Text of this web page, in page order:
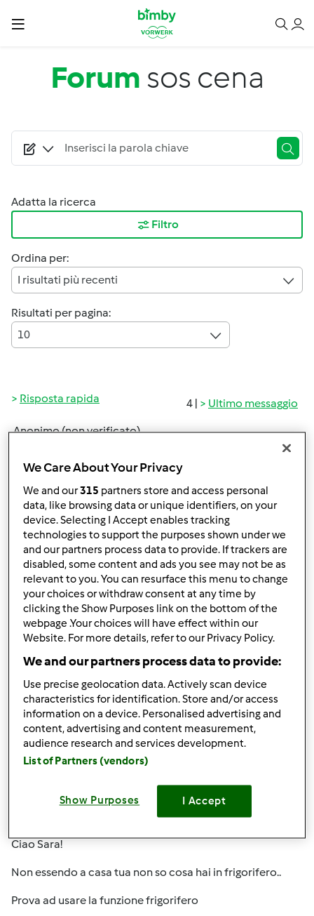
Salta al contenuto principale
Forum sos cena
Adatta la ricerca
Filtro
Ordina per:
I risultati più recenti
Risultati per pagina:
10
4 | Ultimo messaggio
Risposta rapida
Anonimo (non verificato)
Mer, 01/12/2011 - 17:46
#1
Qualcuno in chat mi potrebbe consigliare qualcosa di
veloce da preparare per cena?????
Grazie Sara
In cima
Accedio registratiper poter commentare
chya72 Iscritto : 13.12.2008
Ciao Sara!
Non essendo a casa tua non so cosa hai in frigorifero..
Prova ad usare la funzione frigorifero
We Care About Your Privacy
We and our315 partners store and access personal
data, like browsing data or unique identifiers, on your
device. Selecting I Accept enables tracking
technologies to support the purposes shown under we
and our partners process data to provide. If trackers are
disabled, some content and ads you see may not be as
relevant to you. You can resurface this menu to change
your choices or withdraw consent at any time by
clicking the Show Purposes link on the bottom of the
webpage .Your choices will have effect within our
Website. For more details, refer to our Privacy Policy.
We and our partners process data to provide:
Use precise geolocation data. Actively scan device
characteristics for identification. Store and/or access
information on a device. Personalised advertising and
content, advertising and content measurement,
audience research and services development.
List of Partners (vendors)
Show Purposes I Accept